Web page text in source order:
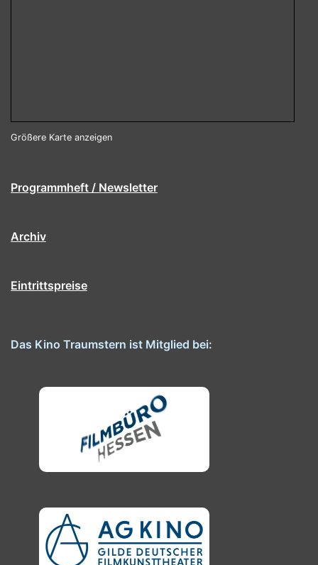
Größere Karte anzeigen
Programmheft / Newsletter
Archiv
Eintrittspreise
Das Kino Traumstern ist Mitglied bei: